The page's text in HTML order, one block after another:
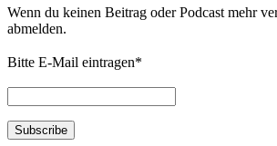
Wenn du keinen Beitrag oder Podcast mehr
abmelden.
Bitte E-Mail eintragen*